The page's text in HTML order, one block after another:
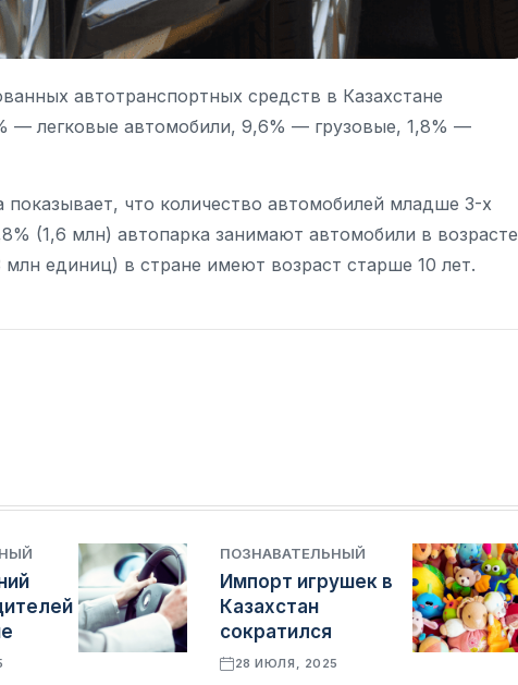
автотранспортных средств в Казахстане
— легковые автомобили, 9,6% — грузовые, 1,8% —
что количество автомобилей младше 3-х
(1,6 млн) автопарка занимают автомобили в возрасте
единиц) в стране имеют возраст старше 10 лет.
ПОЗНАВАТЕЛЬНЫЙ
Импорт игрушек в
Казахстан
сократился
28 ИЮЛЯ, 2025